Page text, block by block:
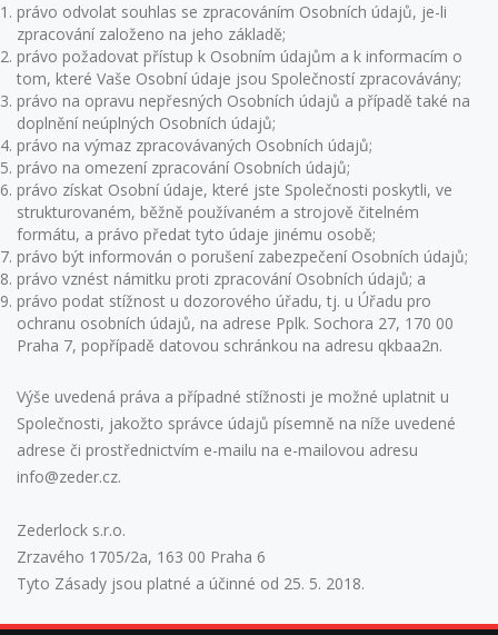
právo odvolat souhlas se zpracováním Osobních údajů, je-li
zpracování založeno na jeho základě;
právo požadovat přístup k Osobním údajům a k informacím o
tom, které Vaše Osobní údaje jsou Společností zpracovávány;
právo na opravu nepřesných Osobních údajů a případě také na
doplnění neúplných Osobních údajů;
právo na výmaz zpracovávaných Osobních údajů;
právo na omezení zpracování Osobních údajů;
právo získat Osobní údaje, které jste Společnosti poskytli, ve
strukturovaném, běžně používaném a strojově čitelném
formátu, a právo předat tyto údaje jinému osobě;
právo být informován o porušení zabezpečení Osobních údajů;
právo vznést námitku proti zpracování Osobních údajů; a
právo podat stížnost u dozorového úřadu, tj. u Úřadu pro
ochranu osobních údajů, na adrese Pplk. Sochora 27, 170 00
Praha 7, popřípadě datovou schránkou na adresu qkbaa2n.
Výše uvedená práva a případné stížnosti je možné uplatnit u
Společnosti, jakožto správce údajů písemně na níže uvedené
adrese či prostřednictvím e-mailu na e-mailovou adresu
info@zeder.cz.
Zederlock s.r.o.
Zrzavého 1705/2a, 163 00 Praha 6
Tyto Zásady jsou platné a účinné od 25. 5. 2018.